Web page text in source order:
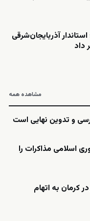
آذربایجان‌شرقی
داد
مشاهده همه
و تدوین نهایی است
اسلامی مذاکرات را
ایران از بازداشت ۲۱ نفر در کرمان به اتهام